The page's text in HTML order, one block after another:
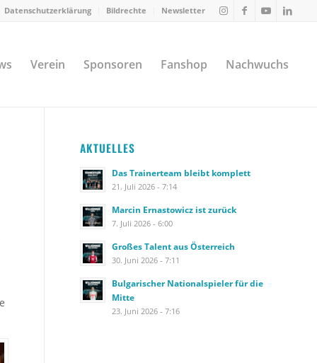
Datenschutzerklärung Bildrechte Newsletter
Verein Sponsoren Fanshop Nachwuchs
AKTUELLES
Das Trainerteam bleibt komplett
21. Juli 2026 - 7:14
Marcin Ernastowicz ist zurück
7. Juli 2026 - 6:00
Großes Talent aus Österreich
30. Juni 2026 - 7:11
Bulgarischer Nationalspieler für die
Mitte
23. Juni 2026 - 7:16